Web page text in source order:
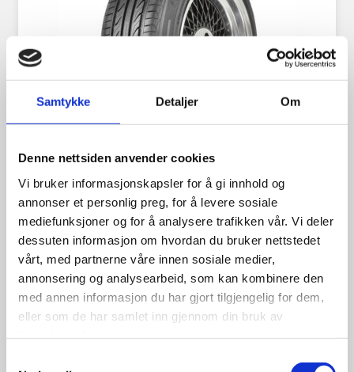
Samtykke Detaljer Om
Denne nettsiden anvender cookies
Vi bruker informasjonskapsler for å gi innhold og
annonser et personlig preg, for å levere sosiale
mediefunksjoner og for å analysere trafikken vår. Vi deler
dessuten informasjon om hvordan du bruker nettstedet
vårt, med partnerne våre innen sosiale medier,
annonsering og analysearbeid, som kan kombinere den
med annen informasjon du har gjort tilgjengelig for dem,
eller som de har samlet inn gjennom din bruk av
Landsail LS388 185/60R14 82H
kr699.00
Se flere detaljer